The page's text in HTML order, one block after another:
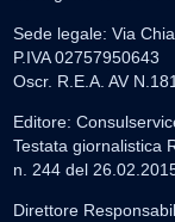
Sede legale: Via
P.IVA 02757950643
Oscr. R.E.A. AV
Editore:
Testata giornalistica
n. 244 del
Direttore